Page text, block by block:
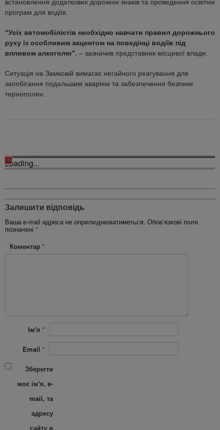
встановлення додаткових дорожніх знаків та проведення освітніх
програм для водіїв.
“Усіх автомобілістів необхідно навчати правил дорожнього
руху із особливим акцентом на поведінці водіїв під
впливом алкоголю” , – зазначив представник місцевої влади.
Ситуація на Замковій вимагає негайного реагування для
запобігання подальшим аваріям та забезпечення безпеки
тернополян.
Loading...
Залишити відповідь
Ваша e-mail адреса не оприлюднюватиметься. Обов’язкові поля
позначені *
Коментар *
Ім'я *
Email *
Зберегти
моє ім'я, e-
mail, та
адресу
сайту в